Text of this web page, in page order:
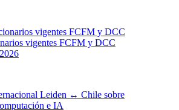
vigentes FCFM y DCC